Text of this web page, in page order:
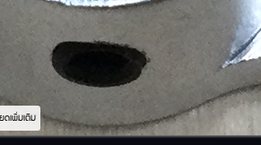
ดเพิ่มเติม